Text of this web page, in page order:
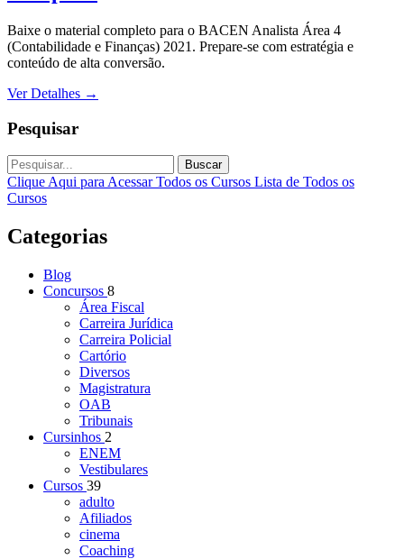
Baixe o material completo para o BACEN Analista Área 4
(Contabilidade e Finanças) 2021. Prepare-se com estratégia e
conteúdo de alta conversão.
Ver Detalhes →
Pesquisar
Buscar
Clique Aqui para Acessar Todos os Cursos Lista de Todos os
Cursos
Categorias
Blog
Concursos 8
Área Fiscal
Carreira Jurídica
Carreira Policial
Cartório
Diversos
Magistratura
OAB
Tribunais
Cursinhos 2
ENEM
Vestibulares
Cursos 39
adulto
Afiliados
cinema
Coaching